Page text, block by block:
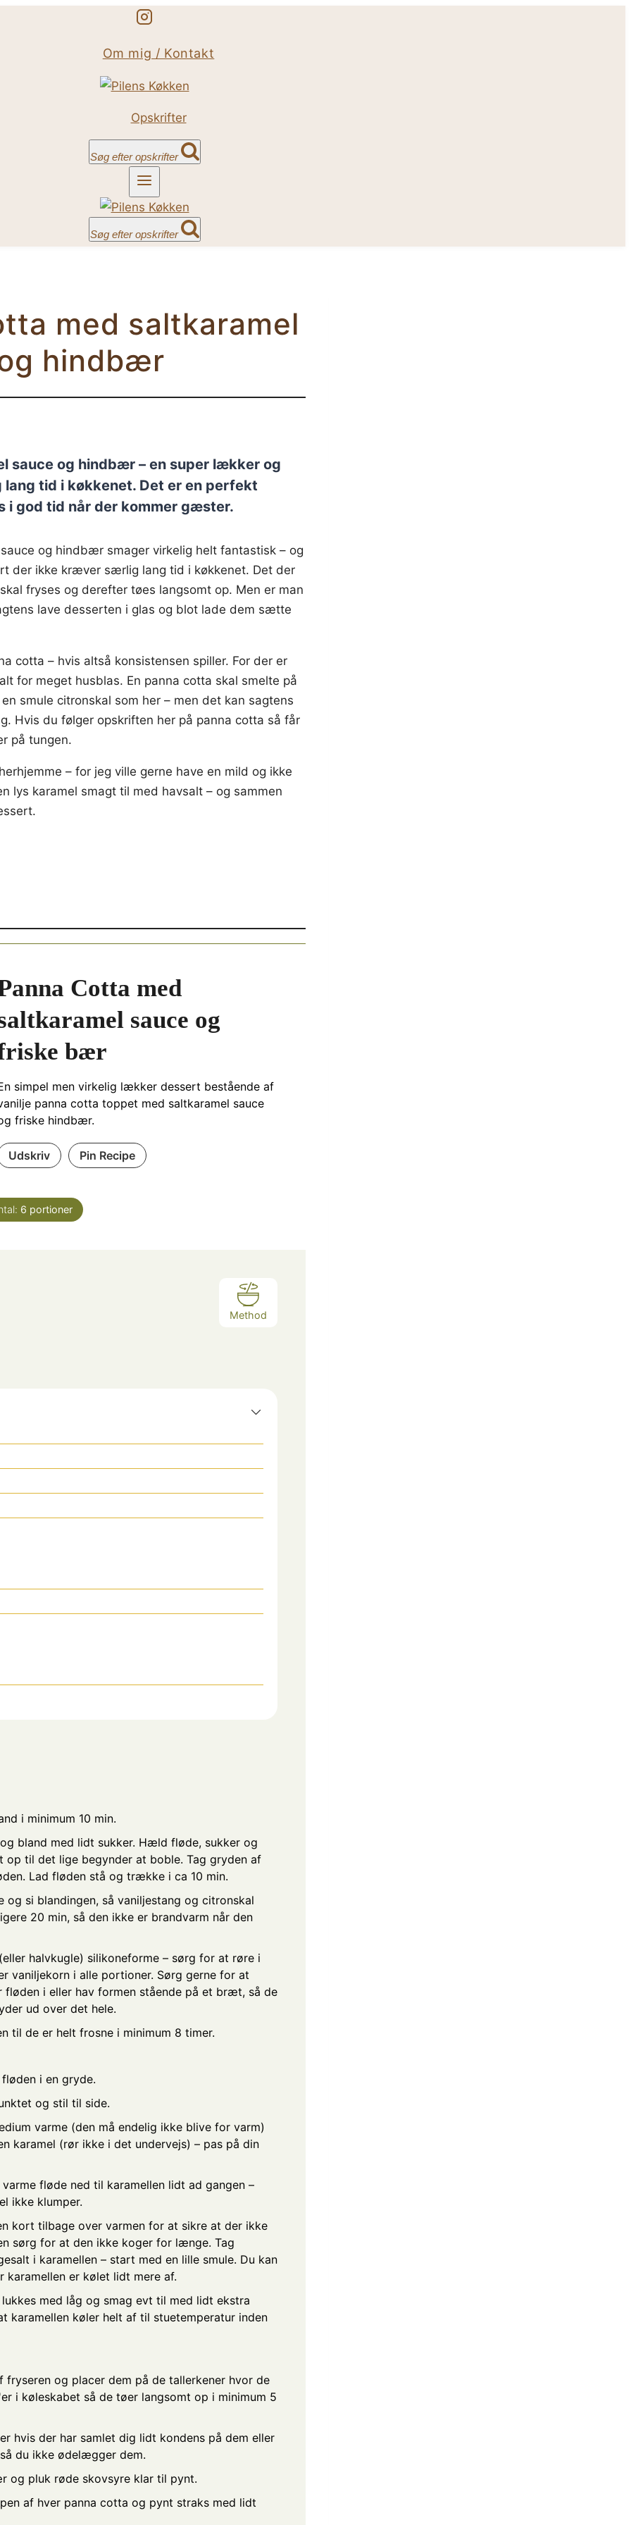
Om mig / Kontakt
Opskrifter
Søg efter opskrifter
Søg efter opskrifter
med saltkaramel
hindbær
sauce og hindbær – en super lækker og
tid i køkkenet. Det er en perfekt
i god tid når der kommer gæster.
og hindbær smager virkelig helt fantastisk – og
der ikke kræver særlig lang tid i køkkenet. Det der
fryses og derefter tøes langsomt op. Men er man
lave desserten i glas og blot lade dem sætte
cotta – hvis altså konsistensen spiller. For der er
for meget husblas. En panna cotta skal smelte på
smule citronskal som her – men det kan sagtens
Hvis du følger opskriften her på panna cotta så får
på tungen.
– for jeg ville gerne have en mild og ikke
lys karamel smagt til med havsalt – og sammen
Cotta med
sauce og
bær
simpel men virkelig lækker dessert bestående af
panna cotta toppet med saltkaramel sauce
friske hindbær.
Udskriv Pin Recipe
6 portioner
Method
i minimum 10 min.
bland med lidt sukker. Hæld fløde, sukker og
op til det lige begynder at boble. Tag gryden af
Lad fløden stå og trække i ca 10 min.
og si blandingen, så vaniljestang og citronskal
20 min, så den ikke er brandvarm når den
halvkugle) silikoneforme – sørg for at røre i
vaniljekorn i alle portioner. Sørg gerne for at
i eller hav formen stående på et bræt, så de
ud over det hele.
til de er helt frosne i minimum 8 timer.
i en gryde.
og stil til side.
varme (den må endelig ikke blive for varm)
karamel (rør ikke i det undervejs) – pas på din
fløde ned til karamellen lidt ad gangen –
ikke klumper.
kort tilbage over varmen for at sikre at der ikke
sørg for at den ikke koger for længe. Tag
i karamellen – start med en lille smule. Du kan
karamellen er kølet lidt mere af.
med låg og smag evt til med lidt ekstra
karamellen køler helt af til stuetemperatur inden
fryseren og placer dem på de tallerkener hvor de
i køleskabet så de tøer langsomt op i minimum 5
hvis der har samlet dig lidt kondens på dem eller
du ikke ødelægger dem.
og pluk røde skovsyre klar til pynt.
af hver panna cotta og pynt straks med lidt